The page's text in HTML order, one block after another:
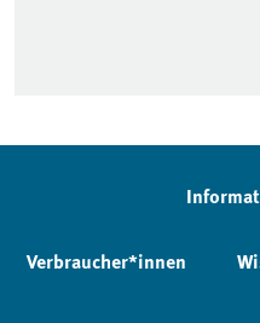
Verbraucher*innen